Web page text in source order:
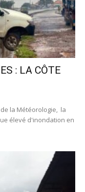
: LA CÔTE
la Météorologie, la
élevé d'inondation en